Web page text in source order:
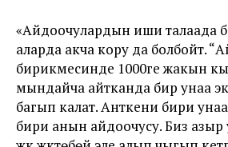
«Айдоочулардын иши талаада
аларда акча кору да болбойт.
бирикмесинде 1000ге жакын
мындайча айтканда бир унаа эки
багып калат. Анткени бири
бири анын айдоочусу. Биз азыр